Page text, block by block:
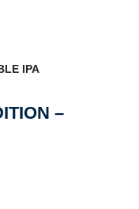
IPA
–